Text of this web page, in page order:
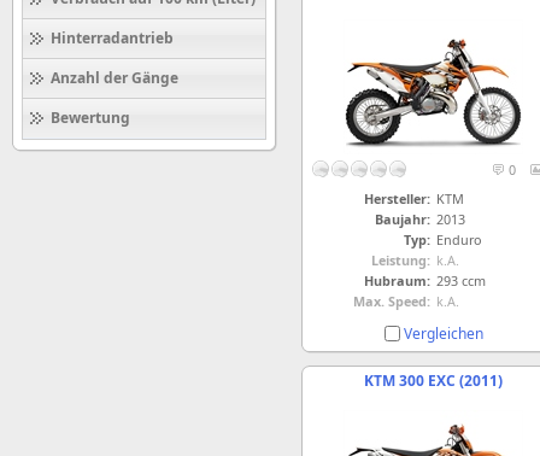
Hinterradantrieb
Anzahl der Gänge
Bewertung
0
Hersteller: KTM
Baujahr: 2013
Typ: Enduro
Leistung: k.A.
Hubraum: 293 ccm
Max. Speed: k.A.
Vergleichen
KTM 300 EXC (2011)